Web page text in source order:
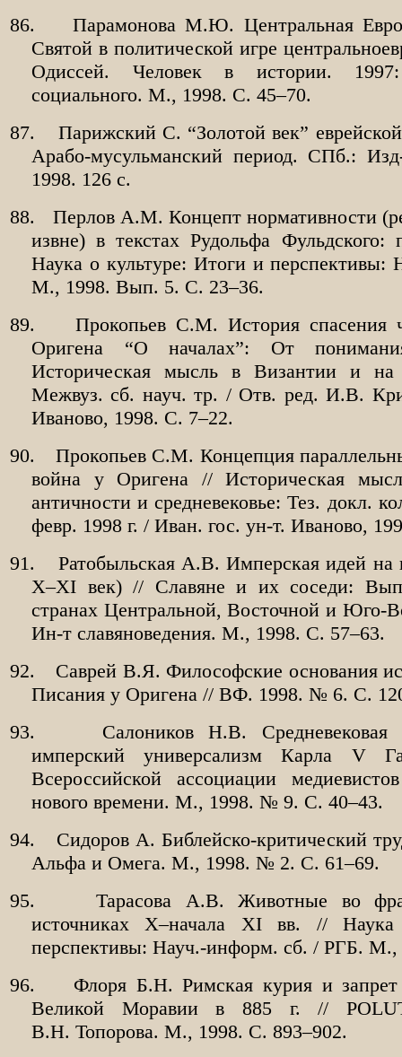
86.
Парамонова М.Ю. Центральная
Святой в политической игре
Одиссей. Человек в истории. 1997:
социального. М., 1998. С. 45–70.
87.
Парижский С. “Золотой век”
Арабо-мусульманский период. СПб.:
1998. 126 с.
88.
Перлов А.М. Концепт нормативности
извне) в текстах Рудольфа Фульдского:
Наука о культуре: Итоги и
М., 1998. Вып. 5. С. 23–36.
89.
Прокопьев С.М. История спасения
Оригена “О началах”: От
Историческая мысль в Византии и на
Межвуз. сб. науч. тр. / Отв. ред. И.В.
Иваново, 1998. С. 7–22.
90.
Прокопьев С.М. Концепция
война у Оригена // Историческая
античности и средневековье: Тез. докл.
февр. 1998 г. / Иван. гос. ун-т. Иваново,
91.
Ратобыльская А.В. Имперская идей на
X–XI век) // Славяне и их соседи:
странах Центральной, Восточной и Юго-
Ин-т славяноведения. М., 1998. С. 57–63.
92.
Саврей В.Я. Философские основания
Писания у Оригена // ВФ. 1998. № 6. С.
93.
Салоников Н.В.
имперский универсализм Карла V
Всероссийской ассоциации
нового времени. М., 1998. № 9. С. 40–43.
94.
Сидоров А. Библейско-критический
Альфа и Омега. М., 1998. № 2. С. 61–69.
95.
Тарасова А.В. Животные во
источниках X–начала XI вв. //
перспективы: Науч.-информ. сб. / РГБ.
96.
Флоря Б.Н. Римская курия и запрет
Великой Моравии в 885 г. //
В.Н. Топорова. М., 1998. С. 893–902.